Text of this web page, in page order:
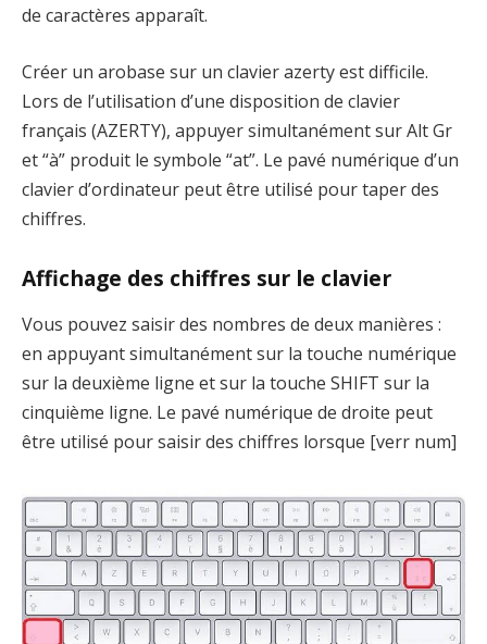
de caractères apparaît.
Créer un arobase sur un clavier azerty est difficile.
Lors de l’utilisation d’une disposition de clavier
français (AZERTY), appuyer simultanément sur Alt Gr
et “à” produit le symbole “at”. Le pavé numérique d’un
clavier d’ordinateur peut être utilisé pour taper des
chiffres.
Affichage des chiffres sur le clavier
Vous pouvez saisir des nombres de deux manières :
en appuyant simultanément sur la touche numérique
sur la deuxième ligne et sur la touche SHIFT sur la
cinquième ligne. Le pavé numérique de droite peut
être utilisé pour saisir des chiffres lorsque [verr num]